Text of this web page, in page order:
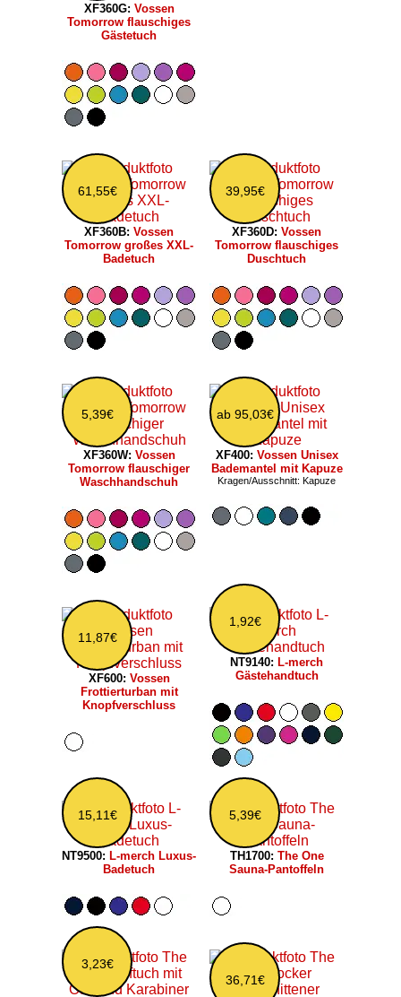
XF360G: Vossen
Tomorrow flauschiges
Gästetuch
61,55€
XF360B: Vossen
Tomorrow großes XXL-
Badetuch
39,95€
XF360D: Vossen
Tomorrow flauschiges
Duschtuch
5,39€
XF360W: Vossen
Tomorrow flauschiger
Waschhandschuh
ab 95,03€
XF400: Vossen Unisex
Bademantel mit Kapuze
Kragen/Ausschnitt: Kapuze
11,87€
XF600: Vossen
Frottierturban mit
Knopfverschluss
1,92€
NT9140: L-merch
Gästehandtuch
15,11€
NT9500: L-merch Luxus-
Badetuch
5,39€
TH1700: The One
Sauna-Pantoffeln
3,23€
36,71€